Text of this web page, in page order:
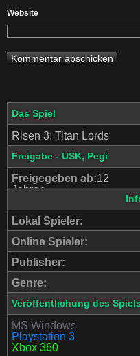
Website
Das Spiel
Risen 3: Titan Lords
Freigabe - USK, Pegi
Freigegeben ab:12
Jahren
Lokal Spieler:
Online Spieler:
Publisher:
Genre:
Veröffentlichung des Spiels
MS Windows
Playstation 3
Xbox 360